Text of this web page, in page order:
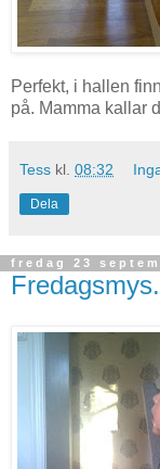
Perfekt, i hallen
på. Mamma kallar
Tess kl. 08:32
Dela
fredag 23
Fredagsmys.